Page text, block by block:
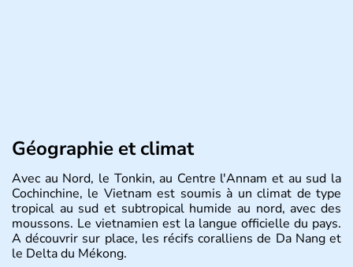
Géographie et climat
Avec au Nord, le Tonkin, au Centre l'Annam et au sud la
Cochinchine, le Vietnam est soumis à un climat de type
tropical au sud et subtropical humide au nord, avec des
moussons. Le vietnamien est la langue officielle du pays.
A découvrir sur place, les récifs coralliens de Da Nang et
le Delta du Mékong.